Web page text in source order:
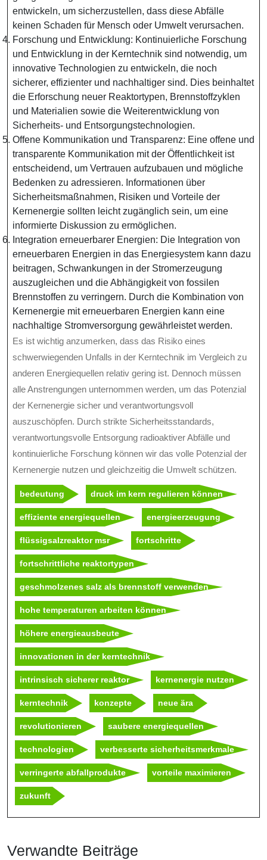
entwickeln, um sicherzustellen, dass diese Abfälle
keinen Schaden für Mensch oder Umwelt verursachen.
Forschung und Entwicklung: Kontinuierliche Forschung
und Entwicklung in der Kerntechnik sind notwendig, um
innovative Technologien zu entwickeln, die noch
sicherer, effizienter und nachhaltiger sind. Dies beinhaltet
die Erforschung neuer Reaktortypen, Brennstoffzyklen
und Materialien sowie die Weiterentwicklung von
Sicherheits- und Entsorgungstechnologien.
Offene Kommunikation und Transparenz: Eine offene und
transparente Kommunikation mit der Öffentlichkeit ist
entscheidend, um Vertrauen aufzubauen und mögliche
Bedenken zu adressieren. Informationen über
Sicherheitsmaßnahmen, Risiken und Vorteile der
Kernenergie sollten leicht zugänglich sein, um eine
informierte Diskussion zu ermöglichen.
Integration erneuerbarer Energien: Die Integration von
erneuerbaren Energien in das Energiesystem kann dazu
beitragen, Schwankungen in der Stromerzeugung
auszugleichen und die Abhängigkeit von fossilen
Brennstoffen zu verringern. Durch die Kombination von
Kernenergie mit erneuerbaren Energien kann eine
nachhaltige Stromversorgung gewährleistet werden.
Es ist wichtig anzumerken, dass das Risiko eines
schwerwiegenden Unfalls in der Kerntechnik im Vergleich zu
anderen Energiequellen relativ gering ist. Dennoch müssen
alle Anstrengungen unternommen werden, um das Potenzial
der Kernenergie sicher und verantwortungsvoll
auszuschöpfen. Durch strikte Sicherheitsstandards,
verantwortungsvolle Entsorgung radioaktiver Abfälle und
kontinuierliche Forschung können wir das volle Potenzial der
Kernenergie nutzen und gleichzeitig die Umwelt schützen.
bedeutung druck im kern regulieren können
effiziente energiequellen energieerzeugung
flüssigsalzreaktor msr fortschritte
fortschrittliche reaktortypen
geschmolzenes salz als brennstoff verwenden
hohe temperaturen arbeiten können
höhere energieausbeute
innovationen in der kerntechnik
intrinsisch sicherer reaktor kernenergie nutzen
kerntechnik konzepte neue ära
revolutionieren saubere energiequellen
technologien verbesserte sicherheitsmerkmale
verringerte abfallprodukte vorteile maximieren
zukunft
Verwandte Beiträge